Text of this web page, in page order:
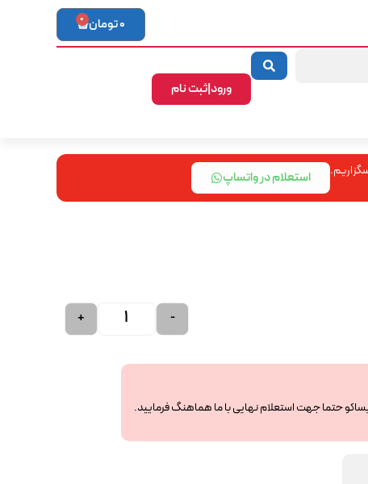
ورود|ثبت نام
0تومان 0
استعلام در واتساپ
-
+
حتما جهت استعلام نهایی با ما هماهنگ فرمایید.